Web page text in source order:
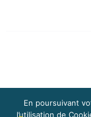
PLAN
En poursuivant
l’utilisation de